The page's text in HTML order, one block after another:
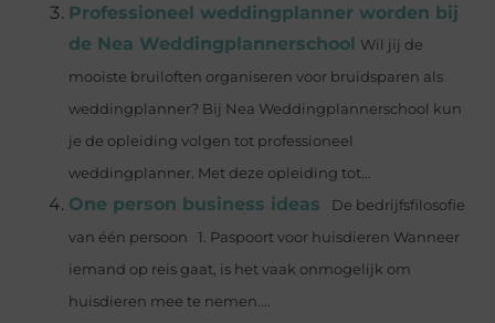
Professioneel weddingplanner worden bij
de Nea Weddingplannerschool Wil jij de
mooiste bruiloften organiseren voor bruidsparen als
weddingplanner? Bij Nea Weddingplannerschool kun
je de opleiding volgen tot professioneel
weddingplanner. Met deze opleiding tot...
One person business ideas
De bedrijfsfilosofie
van één persoon 1. Paspoort voor huisdieren Wanneer
iemand op reis gaat, is het vaak onmogelijk om
huisdieren mee te nemen....